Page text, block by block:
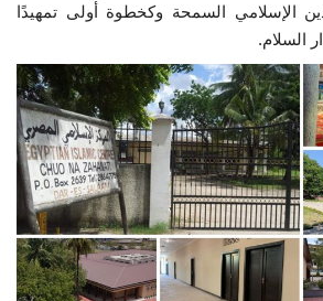
للقيادة الدولية
الإسلامي السمحة وكخطوة أولى تمهيدًا
السلام.